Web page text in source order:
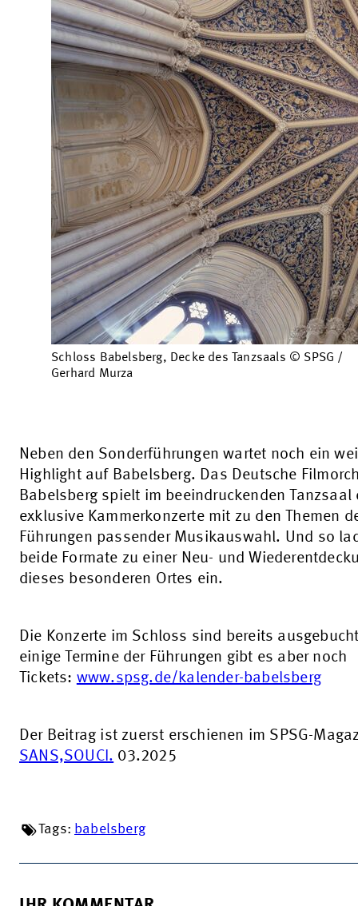
Schloss Babelsberg, Decke des Tanzsaals © SPSG /
Gerhard Murza
Neben den Sonderführungen wartet noch ein
Highlight auf Babelsberg. Das Deutsche
Babelsberg spielt im beeindruckenden Tanzsaal
exklusive Kammerkonzerte mit zu den Themen
Führungen passender Musikauswahl. Und so
beide Formate zu einer Neu- und
dieses besonderen Ortes ein.
Die Konzerte im Schloss sind bereits
einige Termine der Führungen gibt es aber noch
Tickets: www.spsg.de/kalender-babelsberg
Der Beitrag ist zuerst erschienen im SPSG-
SANS,SOUCI. 03.2025
Tags: babelsberg